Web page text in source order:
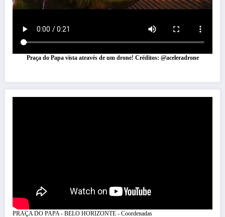
Praça do Papa vista através de um drone! Créditos: @aceleradrone
PRAÇA DO PAPA - BELO HORIZONTE - Coordenadas